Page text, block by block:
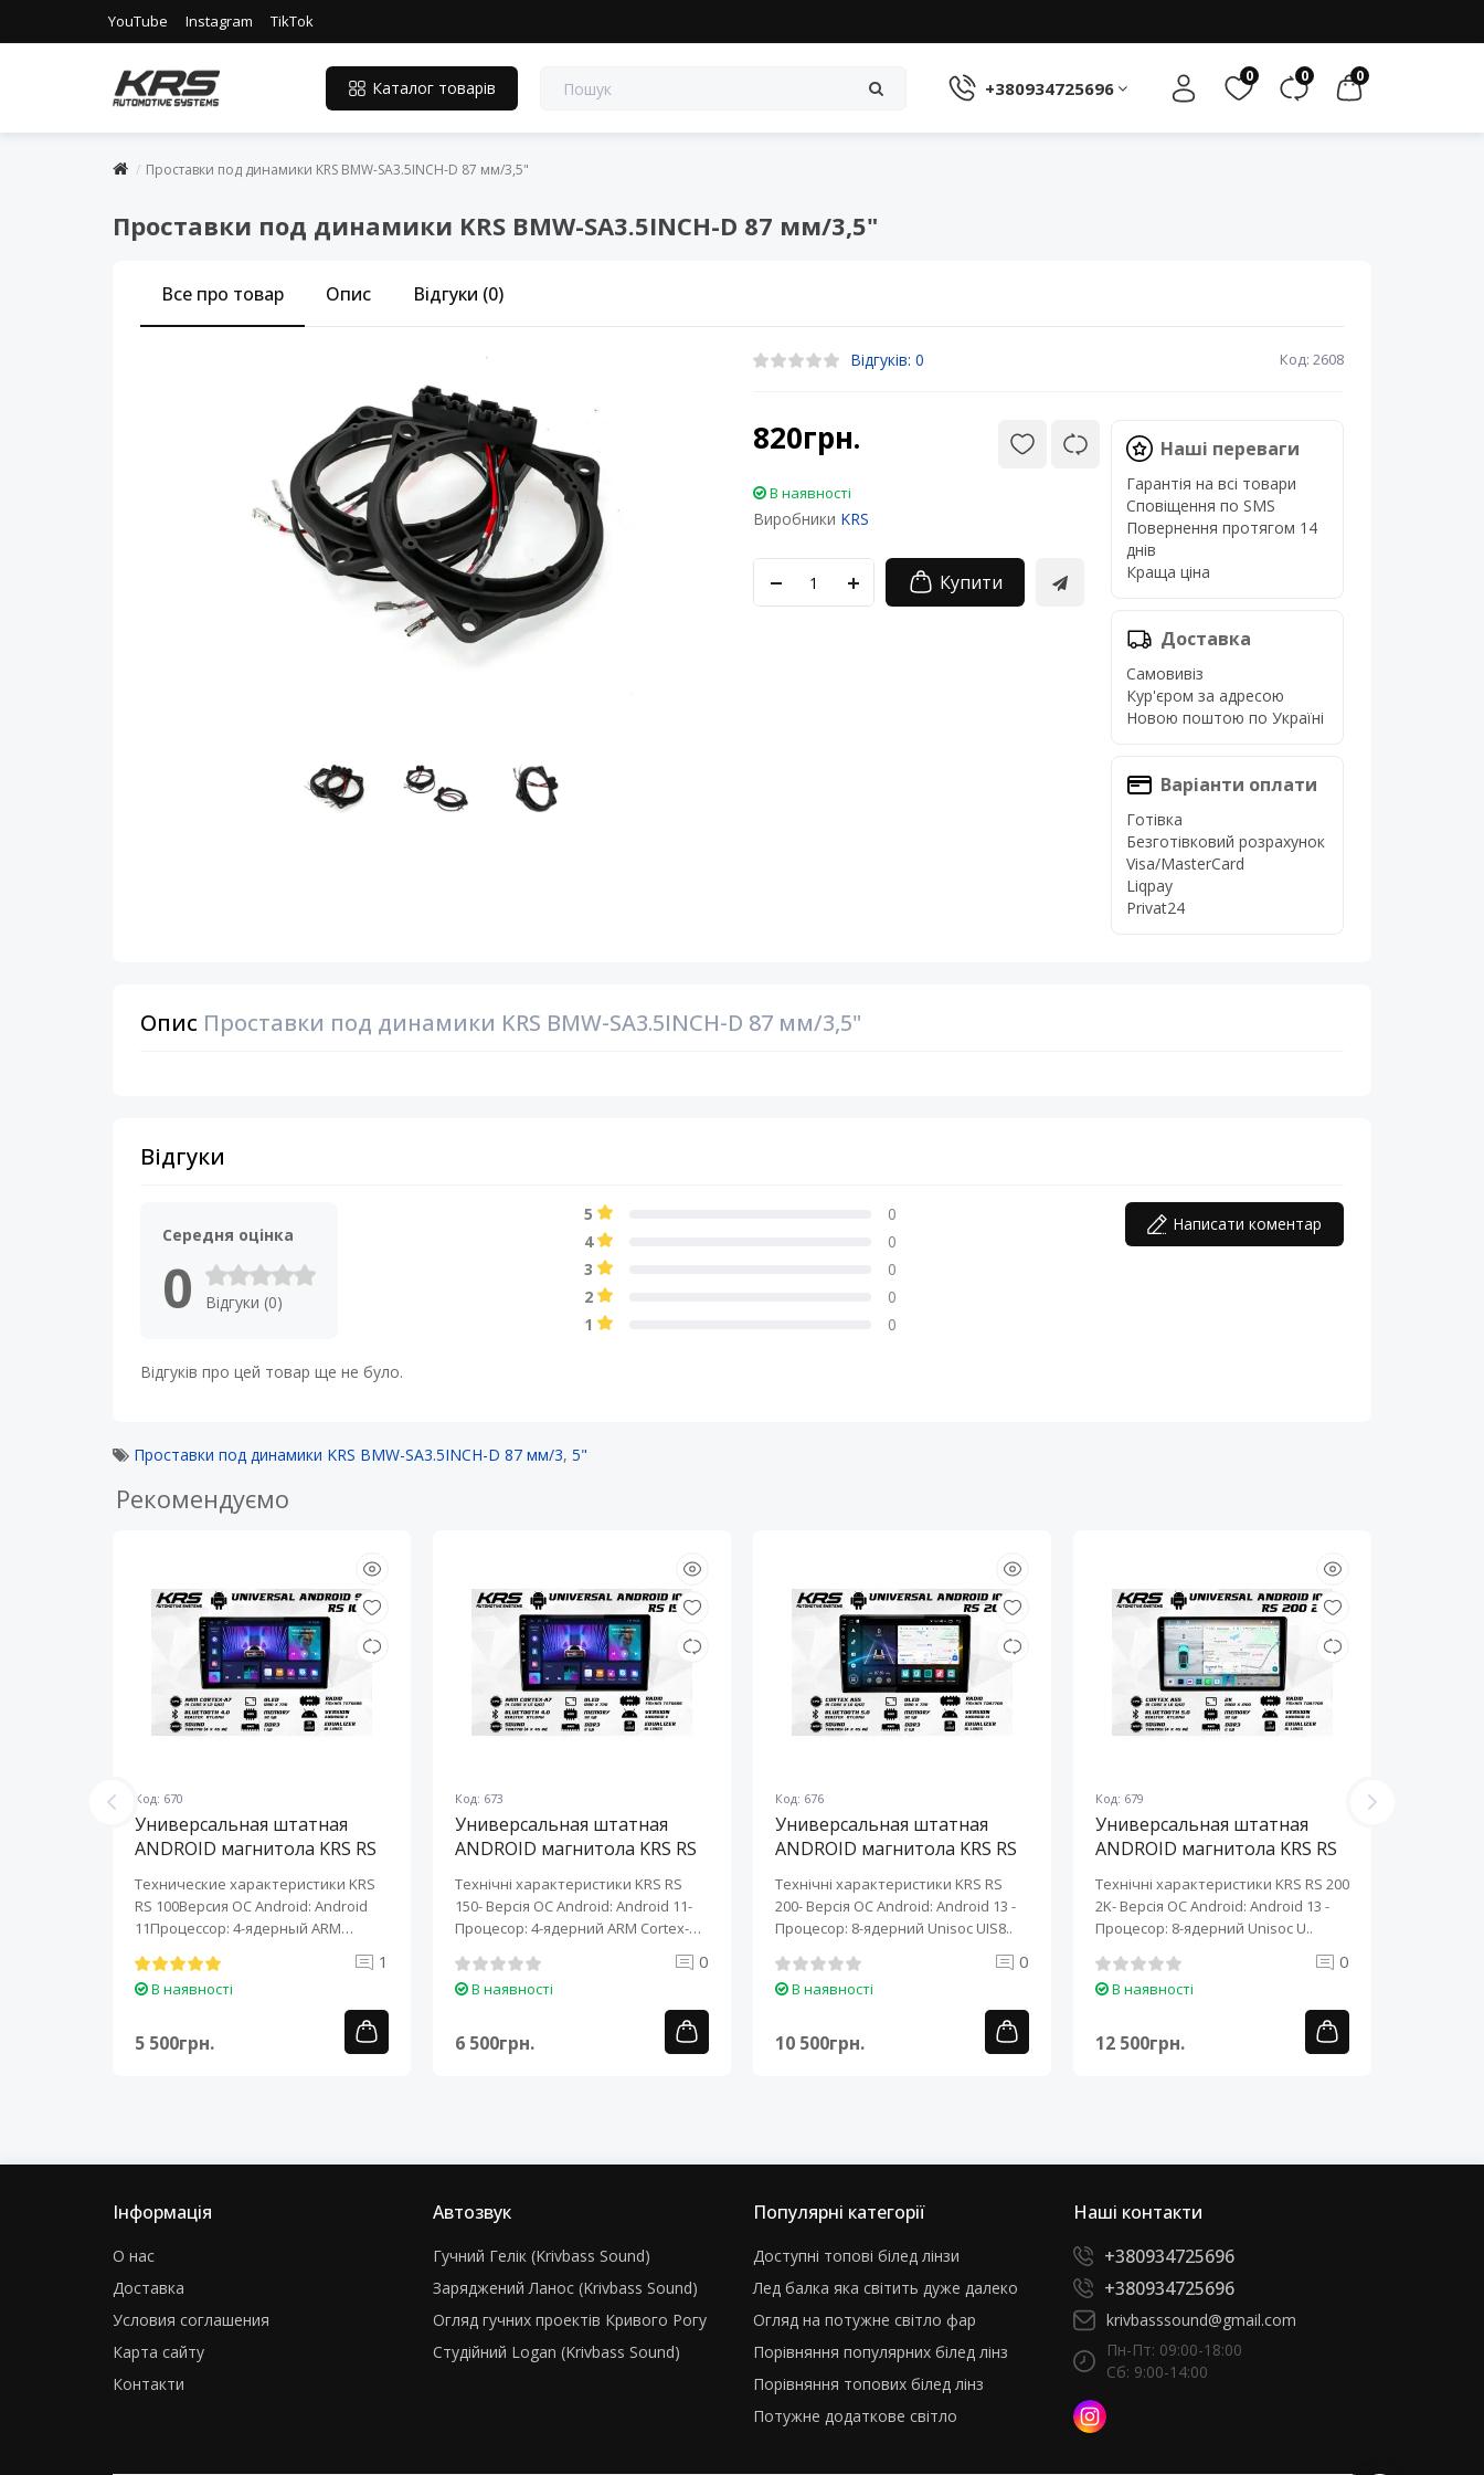
YouTube Instagram TikTok
Каталог товарів +380934725696
0 0 0
Проставки под динамики KRS BMW-SA3.5INCH-D 87 мм/3,5"
Проставки под динамики KRS BMW-SA3.5INCH-D 87 мм/3,5"
Все про товар Опис Відгуки (0)
Відгуків: 0 Код: 2608
820грн.
В наявності
Виробники KRS
Купити
Наші переваги
Гарантія на всі товари
Сповіщення по SMS
Повернення протягом 14
днів
Краща ціна
Доставка
Самовивіз
Кур'єром за адресою
Новою поштою по Україні
Варіанти оплати
Готівка
Безготівковий розрахунок
Visa/MasterCard
Liqpay
Privat24
Опис Проставки под динамики KRS BMW-SA3.5INCH-D 87 мм/3,5"
Відгуки
Середня оцінка
0 Відгуки (0)
5
0
4
0
3
0
2
0
1
0
Написати коментар
Відгуків про цей товар ще не було.
Проставки под динамики KRS BMW-SA3.5INCH-D 87 мм/3, 5"
Рекомендуємо
Код: 670
Универсальная штатная
ANDROID магнитола KRS RS
Технические характеристики KRS
RS 100Версия ОС Android: Android
11Процессор: 4-ядерный ARM
1
В наявності
5 500грн.
Код: 673
Универсальная штатная
ANDROID магнитола KRS RS
Технічні характеристики KRS RS
150- Версія ОС Android: Android 11-
Процесор: 4-ядерний ARM Cortex-
0
В наявності
6 500грн.
Код: 676
Универсальная штатная
ANDROID магнитола KRS RS
Технічні характеристики KRS RS
200- Версія ОС Android: Android 13 ​-
Процесор: 8-ядерний Unisoc UIS8..
0
В наявності
10 500грн.
Код: 679
Универсальная штатная
ANDROID магнитола KRS RS
Технічні характеристики KRS RS 200
2K- Версія ОС Android: Android 13 ​-
Процесор: 8-ядерний Unisoc U..
0
В наявності
12 500грн.
Інформація
О нас
Доставка
Условия соглашения
Карта сайту
Контакти
Автозвук
Гучний Гелік (Krivbass Sound)
Заряджений Ланос (Krivbass Sound)
Огляд гучних проектів Кривого Рогу
Студійний Logan (Krivbass Sound)
Популярні категорії
Доступні топові білед лінзи
Лед балка яка світить дуже далеко
Огляд на потужне світло фар
Порівняння популярних білед лінз
Порівняння топових білед лінз
Потужне додаткове світло
Наші контакти
+380934725696
+380934725696
krivbasssound@gmail.com
Пн-Пт: 09:00-18:00
Сб: 9:00-14:00